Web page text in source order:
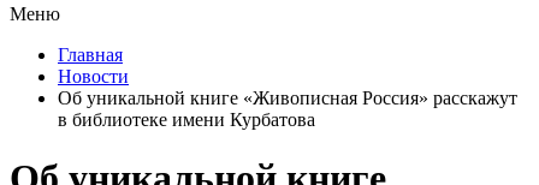
Меню
Главная
Новости
Об уникальной книге «Живописная Россия» расскажут
в библиотеке имени Курбатова